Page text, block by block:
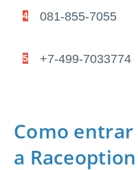
4 081-855-7055
5 +7-499-7033774
Como
a